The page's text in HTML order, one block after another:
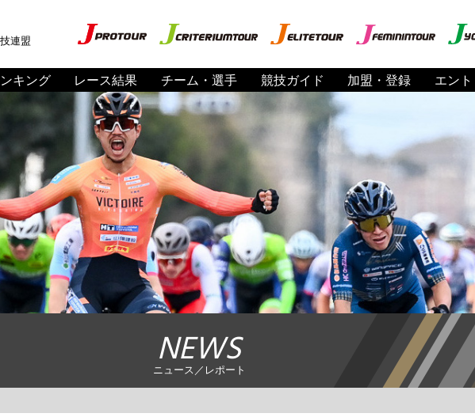
連盟
キング レース結果 チーム・選手 競技ガイド 加盟・登録 エン
NEWS
ニュース／レポート